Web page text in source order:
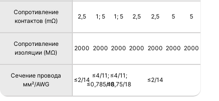
Сопротивление
контактов (mΩ)
Сопротивление
изоляции (MΩ)
Сечение провода
мм²/AWG
2,5
2000
≤2/14
1; 5
2000
≤4/11;
≤0,785/18
1; 5
2000
≤4/11;
≤0,75/18
2,5
2000
2,5
2000
≤2/14
5
2000
5
2000